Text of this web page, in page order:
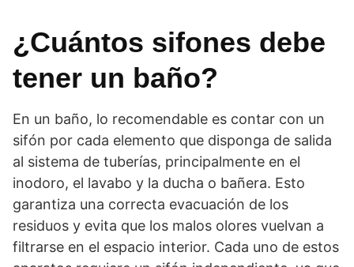
¿Cuántos sifones debe
tener un baño?
En un baño, lo recomendable es contar con un
sifón por cada elemento que disponga de salida
al sistema de tuberías, principalmente en el
inodoro, el lavabo y la ducha o bañera. Esto
garantiza una correcta evacuación de los
residuos y evita que los malos olores vuelvan a
filtrarse en el espacio interior. Cada uno de estos